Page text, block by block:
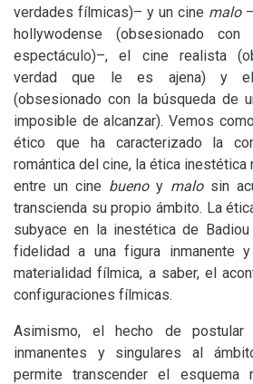
verdades fílmicas)– y un cine malo
hollywodense (obsesionado
espectáculo)–, el cine realista
verdad que le es ajena) y el
(obsesionado con la búsqueda de
imposible de alcanzar). Vemos
ético que ha caracterizado la
romántica del cine, la ética
entre un cine buenoy malosin
transcienda su propio ámbito. La
subyace en la inestética de
fidelidad a una figura inmanente
materialidad fílmica, a saber, el
configuraciones fílmicas.
Asimismo, el hecho de postular
inmanentes y singulares al
permite transcender el esquema